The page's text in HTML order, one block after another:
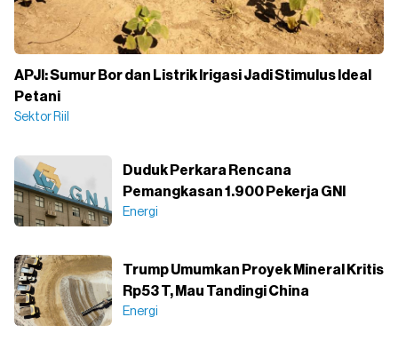
APJI: Sumur Bor dan Listrik Irigasi Jadi Stimulus Ideal
Petani
Sektor Riil
Duduk Perkara Rencana
Pemangkasan 1.900 Pekerja GNI
Energi
Trump Umumkan Proyek Mineral Kritis
Rp53 T, Mau Tandingi China
Energi